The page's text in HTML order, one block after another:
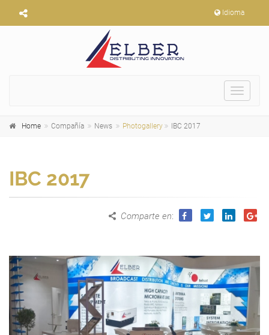
Idioma
Toggle
Home Compañía News Photogallery IBC 2017
IBC 2017
Comparte en: